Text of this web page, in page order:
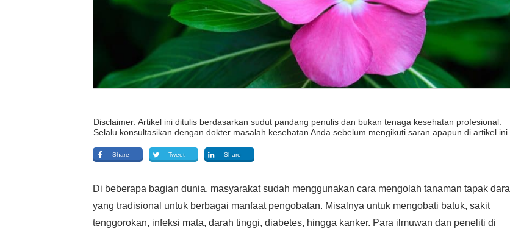
Disclaimer: Artikel ini ditulis berdasarkan sudut pandang penulis dan bukan tenaga kesehatan profesional.
Selalu konsultasikan dengan dokter masalah kesehatan Anda sebelum mengikuti saran apapun di artikel ini.
Share Tweet Share
Di beberapa bagian dunia, masyarakat sudah menggunakan cara mengolah tanaman tapak dara
yang tradisional untuk berbagai manfaat pengobatan. Misalnya untuk mengobati batuk, sakit
tenggorokan, infeksi mata, darah tinggi, diabetes, hingga kanker. Para ilmuwan dan peneliti di